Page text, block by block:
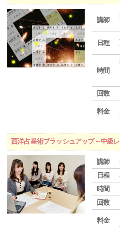
講師
日程
時間
回数
料金
西洋占星術ブラッシュアップ～中級
講師
日程
時間
回数
料金